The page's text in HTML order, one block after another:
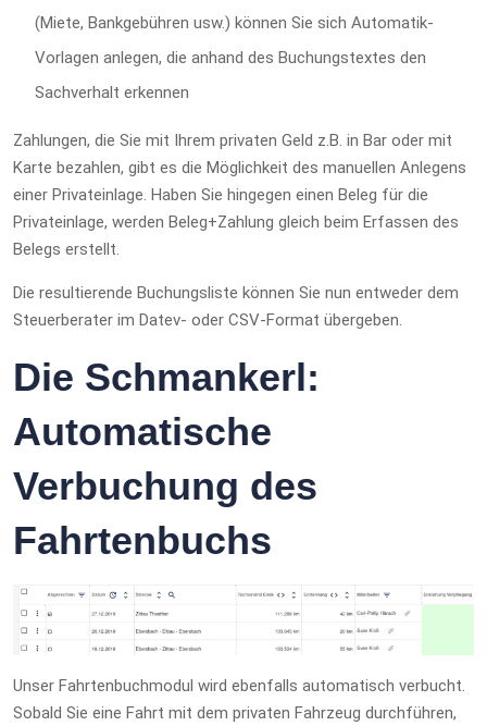
(Miete, Bankgebühren usw.) können Sie sich Automatik-
Vorlagen anlegen, die anhand des Buchungstextes den
Sachverhalt erkennen
Zahlungen, die Sie mit Ihrem privaten Geld z.B. in Bar oder mit
Karte bezahlen, gibt es die Möglichkeit des manuellen Anlegens
einer Privateinlage. Haben Sie hingegen einen Beleg für die
Privateinlage, werden Beleg+Zahlung gleich beim Erfassen des
Belegs erstellt.
Die resultierende Buchungsliste können Sie nun entweder dem
Steuerberater im Datev- oder CSV-Format übergeben.
Die Schmankerl:
Automatische
Verbuchung des
Fahrtenbuchs
Unser Fahrtenbuchmodul wird ebenfalls automatisch verbucht.
Sobald Sie eine Fahrt mit dem privaten Fahrzeug durchführen,